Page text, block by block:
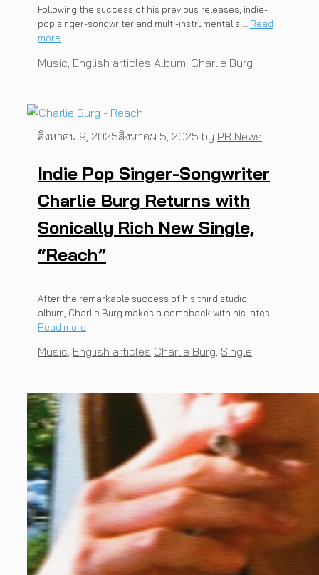
Following the success of his previous releases, indie-
pop singer-songwriter and multi-instrumentalis … Read
more
Categories
Music English articles Tags
Album Charlie Burg
Indie Pop Singer-Songwriter
Charlie Burg Returns with
Sonically Rich New Single,
“Reach”
สิงหาคม 9, 2025สิงหาคม 5, 2025 by PR News
After the remarkable success of his third studio
album, Charlie Burg makes a comeback with his lates …
Read more
Categories
Music, English articles Tags
Charlie Burg, Single